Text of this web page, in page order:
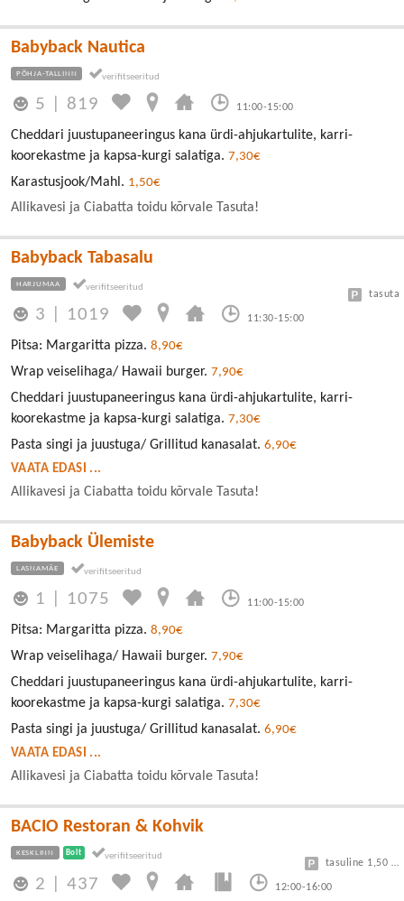
Babyback Nautica
PÕHJA-TALLINN
5 819 11:00-15:00
Cheddari juustupaneeringus kana ürdi-ahjukartulite, karri-
koorekastme ja kapsa-kurgi salatiga. 7,30€
Karastusjook/Mahl. 1,50€
Allikavesi ja Ciabatta toidu kõrvale Tasuta!
Babyback Tabasalu
HARJUMAA
3 1019 11:30-15:00
tasuta
Pitsa: Margaritta pizza. 8,90€
Wrap veiselihaga/ Hawaii burger. 7,90€
Cheddari juustupaneeringus kana ürdi-ahjukartulite, karri-
koorekastme ja kapsa-kurgi salatiga. 7,30€
Pasta singi ja juustuga/ Grillitud kanasalat. 6,90€
VAATA EDASI ...
Allikavesi ja Ciabatta toidu kõrvale Tasuta!
Babyback Ülemiste
LASNAMÄE
1 1075 11:00-15:00
Pitsa: Margaritta pizza. 8,90€
Wrap veiselihaga/ Hawaii burger. 7,90€
Cheddari juustupaneeringus kana ürdi-ahjukartulite, karri-
koorekastme ja kapsa-kurgi salatiga. 7,30€
Pasta singi ja juustuga/ Grillitud kanasalat. 6,90€
VAATA EDASI ...
Allikavesi ja Ciabatta toidu kõrvale Tasuta!
BACIO Restoran & Kohvik
KESKLINN Bolt
2 |437 12:00-16:00
tasuline 1,50 eur/h